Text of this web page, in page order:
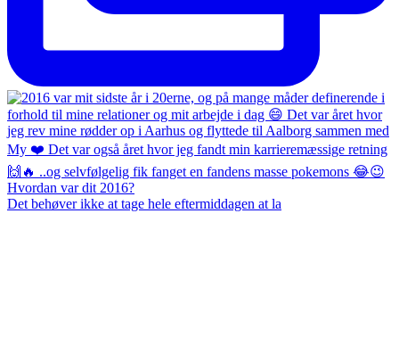
Det behøver ikke at tage hele eftermiddagen at la